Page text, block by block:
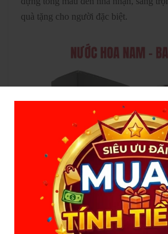
quà tặng cho người đặc biệt.